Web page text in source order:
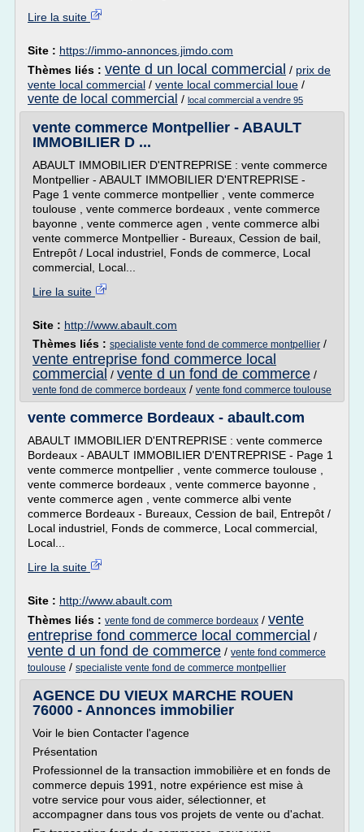
Lire la suite
Site : https://immo-annonces.jimdo.com
Thèmes liés : vente d un local commercial / prix de
vente local commercial / vente local commercial loue /
vente de local commercial / local commercial a vendre 95
vente commerce Montpellier - ABAULT
IMMOBILIER D ...
ABAULT IMMOBILIER D'ENTREPRISE : vente commerce
Montpellier - ABAULT IMMOBILIER D'ENTREPRISE -
Page 1 vente commerce montpellier , vente commerce
toulouse , vente commerce bordeaux , vente commerce
bayonne , vente commerce agen , vente commerce albi
vente commerce Montpellier - Bureaux, Cession de bail,
Entrepôt / Local industriel, Fonds de commerce, Local
commercial, Local...
Lire la suite
Site : http://www.abault.com
Thèmes liés : specialiste vente fond de commerce montpellier /
vente entreprise fond commerce local
commercial / vente d un fond de commerce /
vente fond de commerce bordeaux / vente fond commerce toulouse
vente commerce Bordeaux - abault.com
ABAULT IMMOBILIER D'ENTREPRISE : vente commerce
Bordeaux - ABAULT IMMOBILIER D'ENTREPRISE - Page 1
vente commerce montpellier , vente commerce toulouse ,
vente commerce bordeaux , vente commerce bayonne ,
vente commerce agen , vente commerce albi vente
commerce Bordeaux - Bureaux, Cession de bail, Entrepôt /
Local industriel, Fonds de commerce, Local commercial,
Local...
Lire la suite
Site : http://www.abault.com
Thèmes liés : vente fond de commerce bordeaux / vente
entreprise fond commerce local commercial /
vente d un fond de commerce / vente fond commerce
toulouse / specialiste vente fond de commerce montpellier
AGENCE DU VIEUX MARCHE ROUEN
76000 - Annonces immobilier
Voir le bien Contacter l'agence
Présentation
Professionnel de la transaction immobilière et en fonds de
commerce depuis 1991, notre expérience est mise à
votre service pour vous aider, sélectionner, et
accompagner dans tous vos projets de vente ou d'achat.